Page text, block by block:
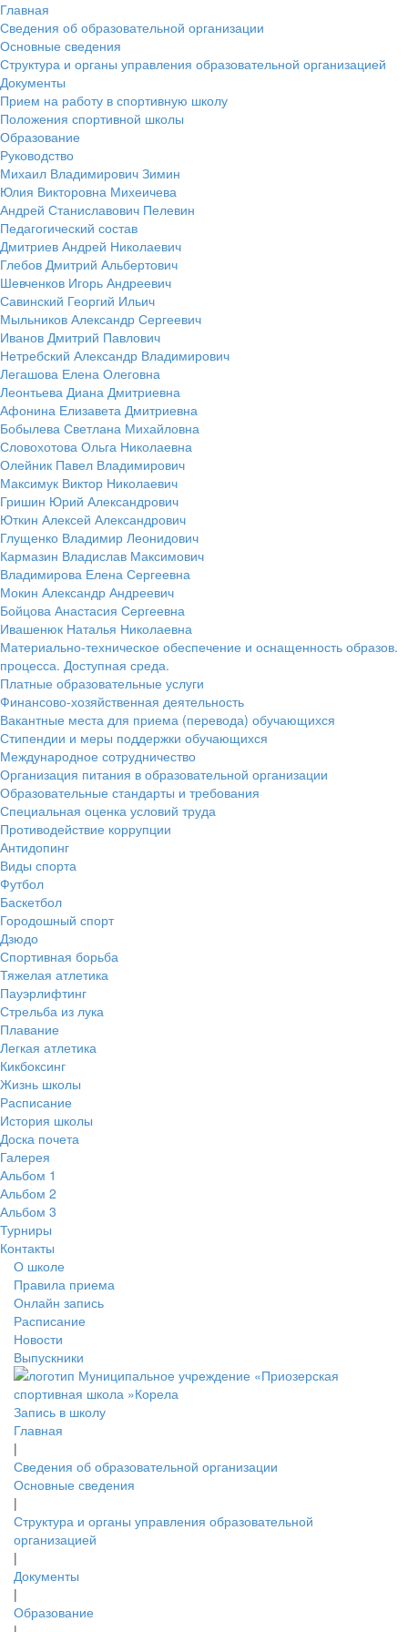
Главная
Сведения об образовательной организации
Основные сведения
Структура и органы управления образовательной организацией
Документы
Прием на работу в спортивную школу
Положения спортивной школы
Образование
Руководство
Михаил Владимирович Зимин
Юлия Викторовна Михеичева
Андрей Станиславович Пелевин
Педагогический состав
Дмитриев Андрей Николаевич
Глебов Дмитрий Альбертович
Шевченков Игорь Андреевич
Савинский Георгий Ильич
Мыльников Александр Сергеевич
Иванов Дмитрий Павлович
Нетребский Александр Владимирович
Легашова Елена Олеговна
Леонтьева Диана Дмитриевна
Афонина Елизавета Дмитриевна
Бобылева Светлана Михайловна
Словохотова Ольга Николаевна
Олейник Павел Владимирович
Максимук Виктор Николаевич
Гришин Юрий Александрович
Юткин Алексей Александрович
Глущенко Владимир Леонидович
Кармазин Владислав Максимович
Владимирова Елена Сергеевна
Мокин Александр Андреевич
Бойцова Анастасия Сергеевна
Ивашенюк Наталья Николаевна
Материально-техническое обеспечение и оснащенность образов.
процесса. Доступная среда.
Платные образовательные услуги
Финансово-хозяйственная деятельность
Вакантные места для приема (перевода) обучающихся
Стипендии и меры поддержки обучающихся
Международное сотрудничество
Организация питания в образовательной организации
Образовательные стандарты и требования
Специальная оценка условий труда
Противодействие коррупции
Антидопинг
Виды спорта
Футбол
Баскетбол
Городошный спорт
Дзюдо
Спортивная борьба
Тяжелая атлетика
Пауэрлифтинг
Стрельба из лука
Плавание
Легкая атлетика
Кикбоксинг
Жизнь школы
Расписание
История школы
Доска почета
Галерея
Альбом 1
Альбом 2
Альбом 3
Турниры
Контакты
О школе
Правила приема
Онлайн запись
Расписание
Новости
Выпускники
Запись в школу
Главная
|
Сведения об образовательной организации
Основные сведения
|
Структура и органы управления образовательной
организацией
|
Документы
|
Образование